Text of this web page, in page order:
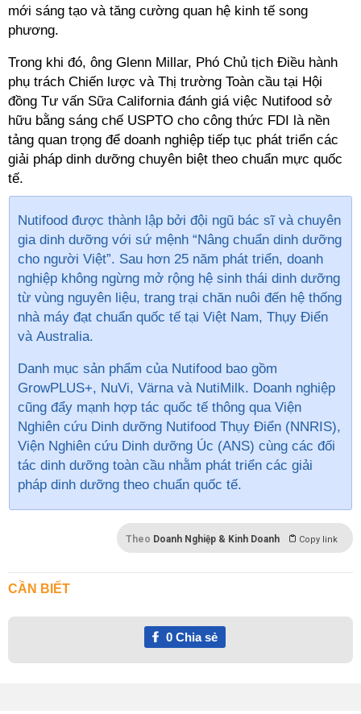
mới sáng tạo và tăng cường quan hệ kinh tế song
phụ trách Chiến lược và Thị trường Toàn cầu tại Hội
đồng Tư vấn Sữa California đánh giá việc Nutifood sở
hữu bằng sáng chế USPTO cho công thức FDI là nền
tảng quan trọng để doanh nghiệp tiếp tục phát triển các
giải pháp dinh dưỡng chuyên biệt theo chuẩn mực quốc
Nutifood được thành lập bởi đội ngũ bác sĩ và chuyên
gia dinh dưỡng với sứ mệnh “Nâng chuẩn dinh dưỡng
cho người Việt”. Sau hơn 25 năm phát triển, doanh
nghiệp không ngừng mở rộng hệ sinh thái dinh dưỡng
từ vùng nguyên liệu, trang trại chăn nuôi đến hệ thống
nhà máy đạt chuẩn quốc tế tại Việt Nam, Thụy Điển
GrowPLUS+, NuVi, Värna và NutiMilk. Doanh nghiệp
cũng đẩy mạnh hợp tác quốc tế thông qua Viện
Nghiên cứu Dinh dưỡng Nutifood Thụy Điển (NNRIS),
Viện Nghiên cứu Dinh dưỡng Úc (ANS) cùng các đối
tác dinh dưỡng toàn cầu nhằm phát triển các giải
pháp dinh dưỡng theo chuẩn quốc tế.
Theo Doanh Nghiệp & Kinh Doanh Copy link
CẦN BIẾT
0Chia sẻ